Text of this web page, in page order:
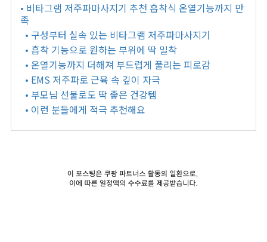
• 비타그램 저주파마사지기 추천 흡착식 온열기능까지 만
족
• 구성부터 실속 있는 비타그램 저주파마사지기
• 흡착 기능으로 원하는 부위에 딱 밀착
• 온열기능까지 더해져 부드럽게 풀리는 피로감
• EMS 저주파로 근육 속 깊이 자극
• 부모님 선물로도 딱 좋은 건강템
• 이런 분들에게 적극 추천해요